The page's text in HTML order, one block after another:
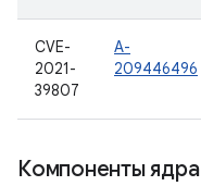
CVE-
2021-
39807
A-
209446496
Компоненты ядра